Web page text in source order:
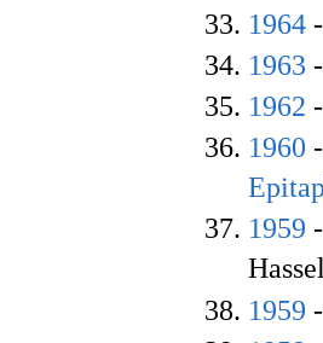
1964
1963
1962 -
1960
1959
1959 -